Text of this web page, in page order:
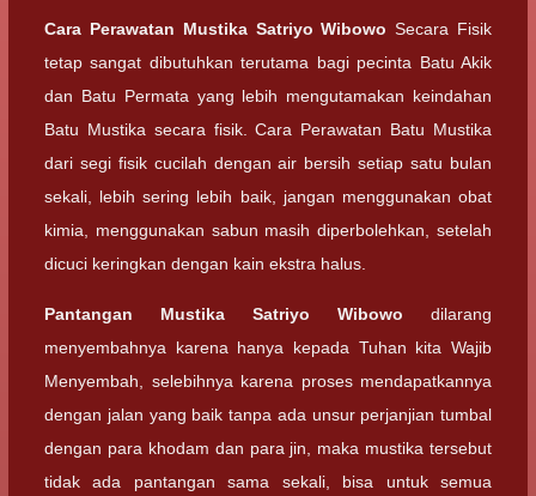
Cara Perawatan Mustika Satriyo Wibowo Secara Fisik
tetap sangat dibutuhkan terutama bagi pecinta Batu Akik
dan Batu Permata yang lebih mengutamakan keindahan
Batu Mustika secara fisik. Cara Perawatan Batu Mustika
dari segi fisik cucilah dengan air bersih setiap satu bulan
sekali, lebih sering lebih baik, jangan menggunakan obat
kimia, menggunakan sabun masih diperbolehkan, setelah
dicuci keringkan dengan kain ekstra halus.
Pantangan Mustika Satriyo Wibowo dilarang
menyembahnya karena hanya kepada Tuhan kita Wajib
Menyembah, selebihnya karena proses mendapatkannya
dengan jalan yang baik tanpa ada unsur perjanjian tumbal
dengan para khodam dan para jin, maka mustika tersebut
tidak ada pantangan sama sekali, bisa untuk semua